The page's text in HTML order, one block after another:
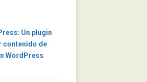
Un plugin
contenido de
WordPress